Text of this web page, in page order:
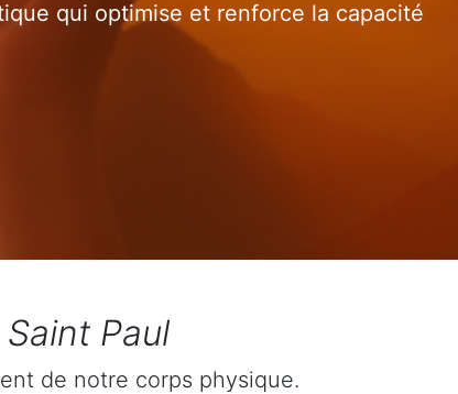
qui optimise et renforce la capacité
Paul
de notre corps physique.